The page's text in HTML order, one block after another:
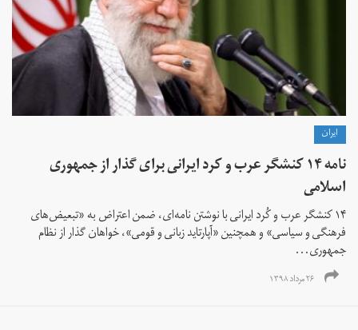
ايران
نامه ۱۴ کنشگر عرب و کرد ایرانی برای گذار از جمهوری
اسلامی
۱۴ کنشگر عرب و کُرد ایرانی با نوشتن نامه‌ای، ضمن اعتراض به «تبعیض‌های
فرهنگی و سیاسی» و همچنین «آپارتاید زبانی و قومی»‌، خواهان گذار از نظام
جمهوری...
۲۶ مرداد ۱۳۹۸